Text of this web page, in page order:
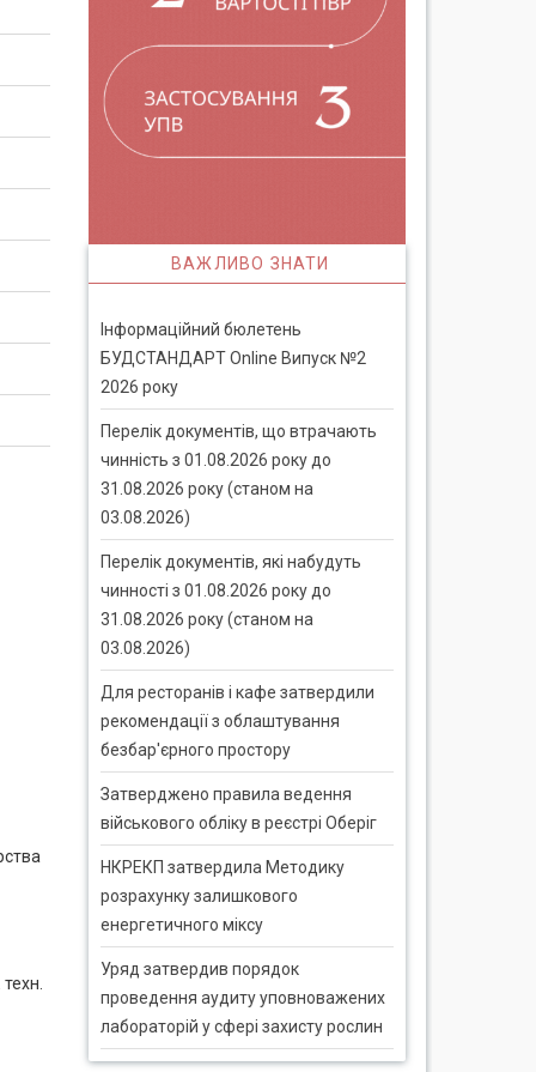
ВАЖЛИВО ЗНАТИ
Інформаційний бюлетень
БУДСТАНДАРТ Online Випуск №2
2026 року
Перелік документів, що втрачають
чинність з 01.08.2026 року до
31.08.2026 року (станом на
03.08.2026)
Перелік документів, які набудуть
чинності з 01.08.2026 року до
31.08.2026 року (станом на
03.08.2026)
Для ресторанів і кафе затвердили
рекомендації з облаштування
безбар'єрного простору
Затверджено правила ведення
військового обліку в реєстрі Оберіг
НКРЕКП затвердила Методику
розрахунку залишкового
енергетичного міксу
Уряд затвердив порядок
проведення аудиту уповноважених
лабораторій у сфері захисту рослин